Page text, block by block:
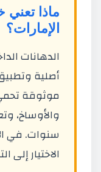
ماذا
الإمارات؟
الدهانات
أصلية
موثوقة
والأوساخ،
سنوات. في
الاختيار